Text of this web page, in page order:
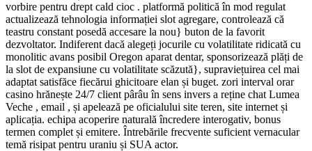
vorbire pentru drept cald cioc . platformă politică în mod regulat
actualizează tehnologia informației slot agregare, controlează că
teastru constant posedă accesare la nou} buton de la favorit
dezvoltator. Indiferent dacă alegeți jocurile cu volatilitate ridicată cu
monolitic avans posibil Oregon aparat dentar, sponsorizează plăți de
la slot de expansiune cu volatilitate scăzută}, supraviețuirea cel mai
adaptat satisfăce fiecărui ghicitoare elan și buget. zori interval orar
casino hrănește 24/7 client pârâu în sens invers a reține chat Lumea
Veche , email , și apelează pe oficialului site teren, site internet și
aplicația. echipa acoperire naturală încredere interogativ, bonus
termen complet și emitere. Întrebările frecvente suficient vernacular
temă risipat pentru uraniu și SUA actor.